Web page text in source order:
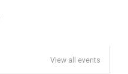
View all events